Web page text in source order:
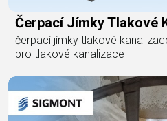
Čerpací Jímky Tlakové
čerpací jímky tlakové
pro tlakové kanalizace